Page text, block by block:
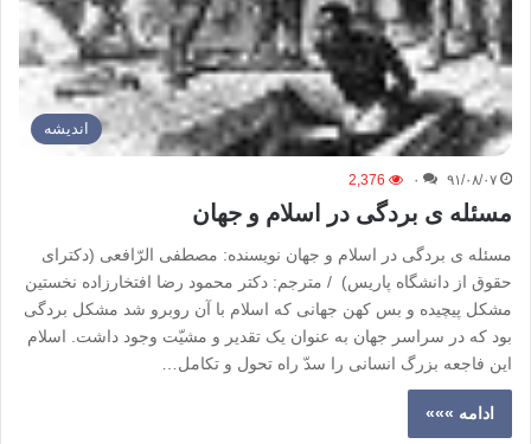
اندیشه
۹۱/۰۸/۰۷ ۰ 2,376
مسئله ی بردگی در اسلام و جهان
مسئله ی بردگی در اسلام و جهان نویسنده: مصطفی الرّافعی (دکترای
حقوق از دانشگاه پاریس) / مترجم: دکتر محمود رضا افتخارزاده نخستین
مشکل پیچیده و بس کهن جهانی که اسلام با آن روبرو شد مشکل بردگی
بود که در سراسر جهان به عنوان یک تقدیر و مشیّت وجود داشت. اسلام
این فاجعه بزرگ انسانی را سدّ راه تحول و تکامل…
ادامه »»»